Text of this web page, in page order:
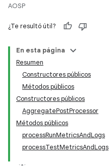
AOSP
¿Te resultó útil?
En esta página
Resumen
Constructores públicos
Métodos públicos
Constructores públicos
AggregatePostProcessor
Métodos públicos
processRunMetricsAndLogs
processTestMetricsAndLogs